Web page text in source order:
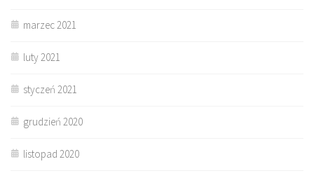
marzec 2021
luty 2021
styczeń 2021
grudzień 2020
listopad 2020